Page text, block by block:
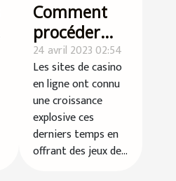
Comment
procéder
pour choisir
le bon
casino en
ligne ?
24 avril 2023 02:54
Les sites de casino
en ligne ont connu
une croissance
explosive ces
derniers temps en
offrant des jeux de...